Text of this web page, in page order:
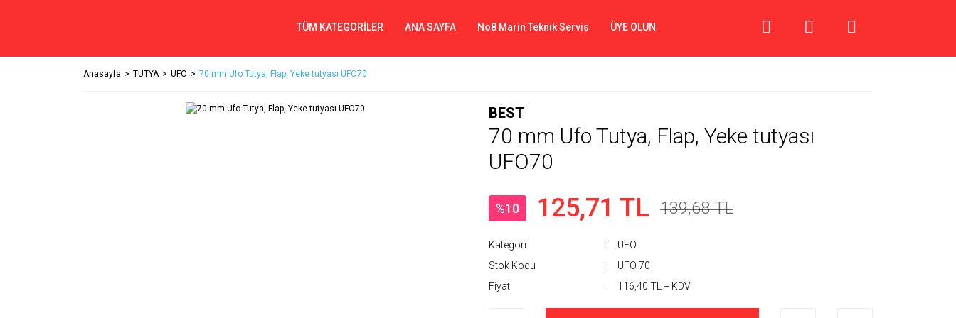
TÜM KATEGORİLER ANA SAYFA No8 Marin Teknik Servis ÜYE OLUN
Anasayfa TUTYA UFO 70 mm Ufo Tutya, Flap, Yeke tutyası UFO70
BEST
70 mm Ufo Tutya, Flap, Yeke tutyası
UFO70
%10 125,71 TL 139,68 TL
Kategori
UFO
Stok Kodu
UFO 70
Fiyat
116,40 TL + KDV